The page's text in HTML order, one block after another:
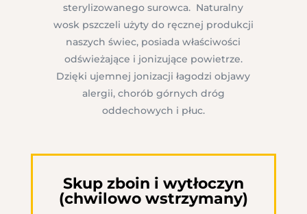
sterylizowanego surowca. Naturalny
wosk pszczeli użyty do ręcznej produkcji
naszych świec, posiada właściwości
odświeżające i jonizujące powietrze.
Dzięki ujemnej jonizacji łagodzi objawy
alergii, chorób górnych dróg
oddechowych i płuc.
Skup zboin i wytłoczyn
(chwilowo wstrzymany)